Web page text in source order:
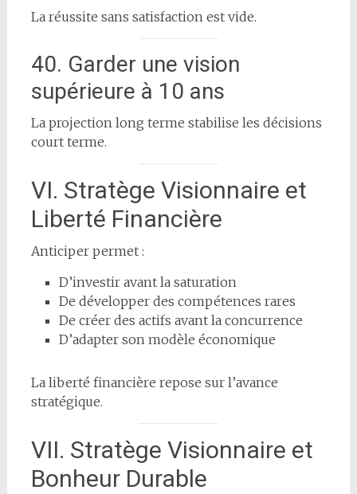
La réussite sans satisfaction est vide.
40. Garder une vision
supérieure à 10 ans
La projection long terme stabilise les décisions
court terme.
VI. Stratège Visionnaire et
Liberté Financière
Anticiper permet :
D’investir avant la saturation
De développer des compétences rares
De créer des actifs avant la concurrence
D’adapter son modèle économique
La liberté financière repose sur l’avance
stratégique.
VII. Stratège Visionnaire et
Bonheur Durable